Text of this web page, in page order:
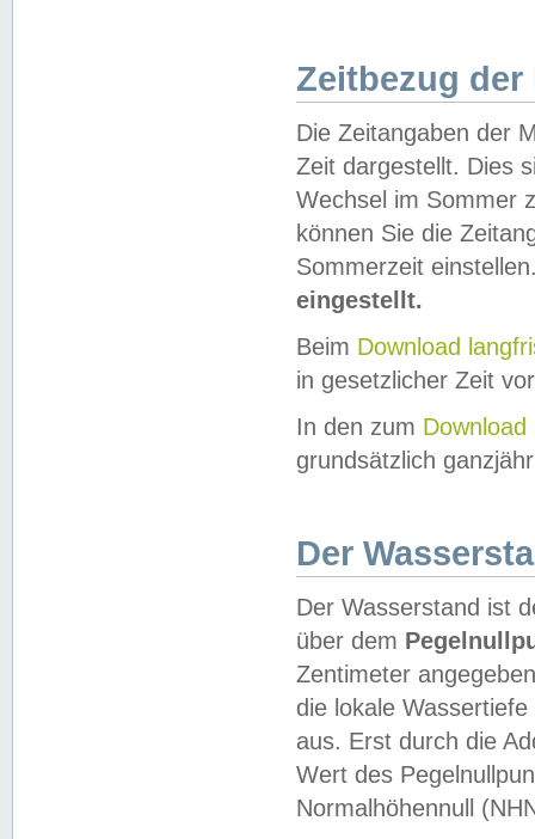
Zeitbezug der
Die Zeitangaben der
Zeit dargestellt. Dies
Wechsel im Sommer
können Sie die
Sommerzeit
eingestellt.
Beim Download
in gesetzlicher Zeit
In den zum Download
grundsätzlich
Der
Der Wasserstand ist
über dem
Zentimeter
die lokale
aus. Erst durch die
Wert des
Normalhöhennull